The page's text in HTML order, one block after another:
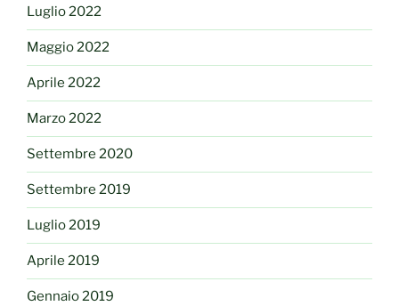
Luglio 2022
Maggio 2022
Aprile 2022
Marzo 2022
Settembre 2020
Settembre 2019
Luglio 2019
Aprile 2019
Gennaio 2019